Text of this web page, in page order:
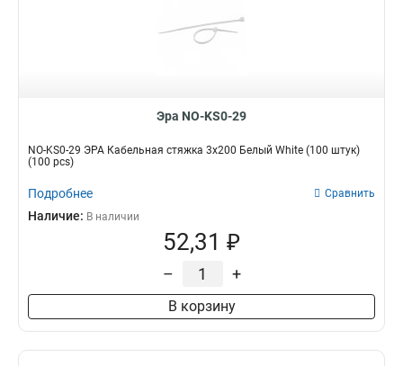
Эра NO-KS0-29
NO-KS0-29 ЭРА Кабельная стяжка 3x200 Белый White (100 штук)
(100 pcs)
Подробнее Сравнить
Наличие: В наличии
52,31 ₽
– +
В корзину